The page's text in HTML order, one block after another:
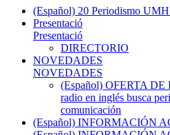
(Español) 20 Periodismo UMH
Presentació
Presentació
DIRECTORIO
NOVEDADES
NOVEDADES
(Español) OFERTA DE
radio en inglés busca
comunicación
(Español) INFORMACIÓN